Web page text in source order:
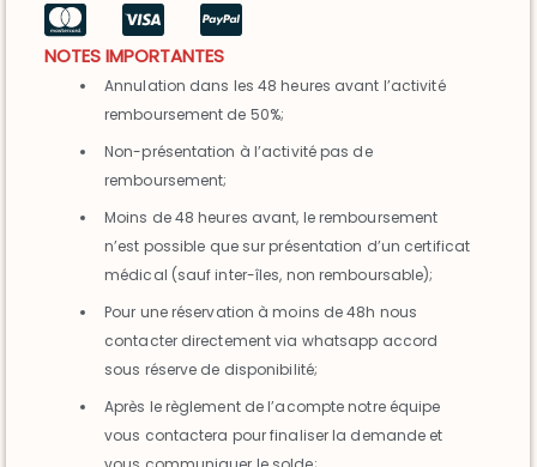
NOTES IMPORTANTES
Annulation dans les 48 heures avant l’activité
remboursement de 50%;
Non-présentation à l’activité pas de
remboursement;
Moins de 48 heures avant, le remboursement
n’est possible que sur présentation d’un certificat
médical (sauf inter-îles, non remboursable);
Pour une réservation à moins de 48h nous
contacter directement via whatsapp accord
sous réserve de disponibilité;
Après le règlement de l’acompte notre équipe
vous contactera pour finaliser la demande et